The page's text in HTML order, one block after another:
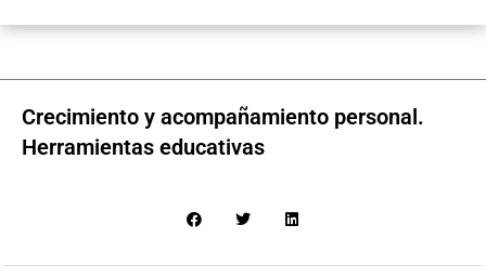
Crecimiento y acompañamiento personal.
Herramientas educativas